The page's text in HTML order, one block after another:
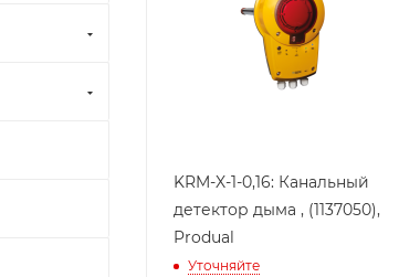
KRM-X-1-0,16: Канальный
детектор дыма , (1137050),
Produal
Уточняйте